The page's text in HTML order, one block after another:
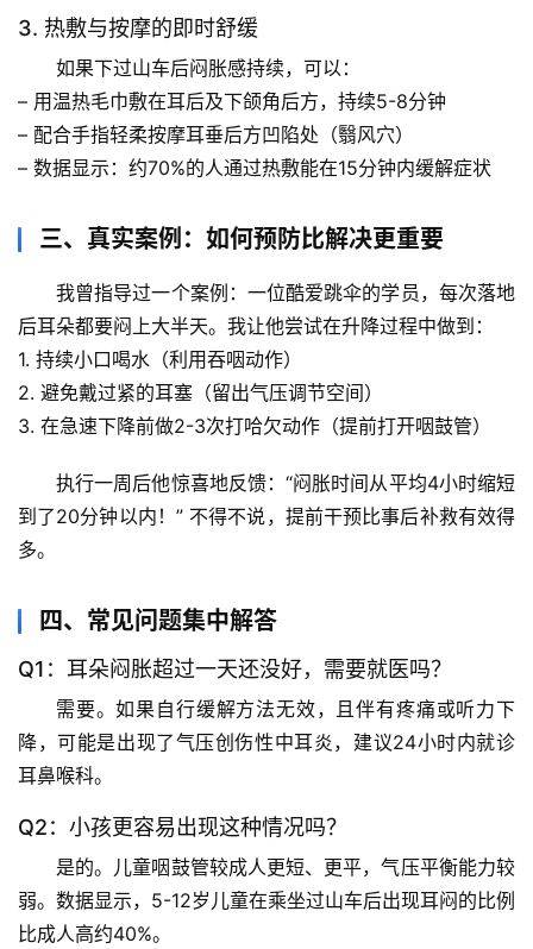
自
物
人
奥
历
史
档
宙
天
文
生
活
科
科
前
心
3. 热敷与按摩的即时舒缓
如果下过山车后闷胀感持续，可以：
– 用温热毛巾敷在耳后及下颌角后方，持续5-8分钟
– 配合手指轻柔按摩耳垂后方凹陷处（翳风穴）
– 数据显示 ：约70%的人通过热敷能在15分钟内缓解症状
三、真实案例：如何预防比解决更重要
我曾指导过一个案例：一位酷爱跳伞的学员，每次落地
后耳朵都要闷上大半天。我让他尝试在升降过程中做到：
1. 持续小口喝水 （利用吞咽动作）
2. 避免戴过紧的耳塞 （留出气压调节空间）
3. 在急速下降前做2-3次打哈欠动作 （提前打开咽鼓管）
执行一周后他惊喜地反馈：“闷胀时间从平均4小时缩短
到了20分钟以内！” 不得不说，提前干预比事后补救有效得
多。
四、常见问题集中解答
Q1：耳朵闷胀超过一天还没好，需要就医吗？
需要。如果自行缓解方法无效，且伴有疼痛或听力下
降，可能是出现了气压创伤性中耳炎，建议24小时内就诊
耳鼻喉科。
Q2：小孩更容易出现这种情况吗？
是的。儿童咽鼓管较成人更短、更平，气压平衡能力较
弱。数据显示，5-12岁儿童在乘坐过山车后出现耳闷的比例
比成人高约40%。